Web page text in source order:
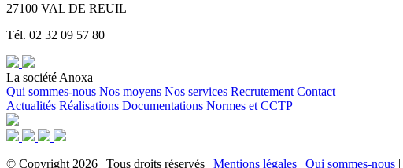
27100 VAL DE REUIL
Tél. 02 32 09 57 80
La société Anoxa
Qui sommes-nous Nos moyens Nos services Recrutement Contact
Actualités Réalisations Documentations Normes et CCTP
© Copyright 2026 | Tous droits réservés | Mentions légales | Qui sommes-nous |